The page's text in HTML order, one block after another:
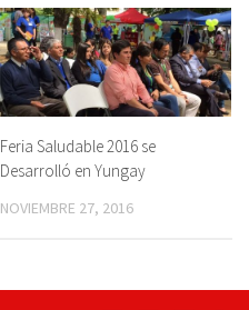
Feria Saludable 2016 se
Desarrolló en Yungay
NOVIEMBRE 27, 2016